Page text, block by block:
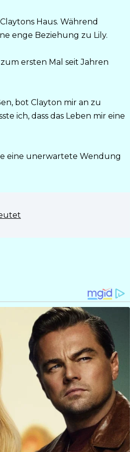
Haus. Während
enge Beziehung zu Lily.
ersten Mal seit Jahren
bot Clayton mir an zu
ich, dass das Leben mir eine
eine unerwartete Wendung